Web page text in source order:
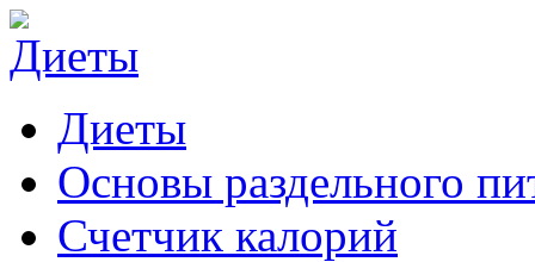
Диеты
Основы раздельного
Счетчик калорий